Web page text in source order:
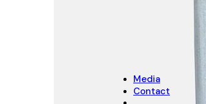
Décoration
Cache-pots
Media
Contact